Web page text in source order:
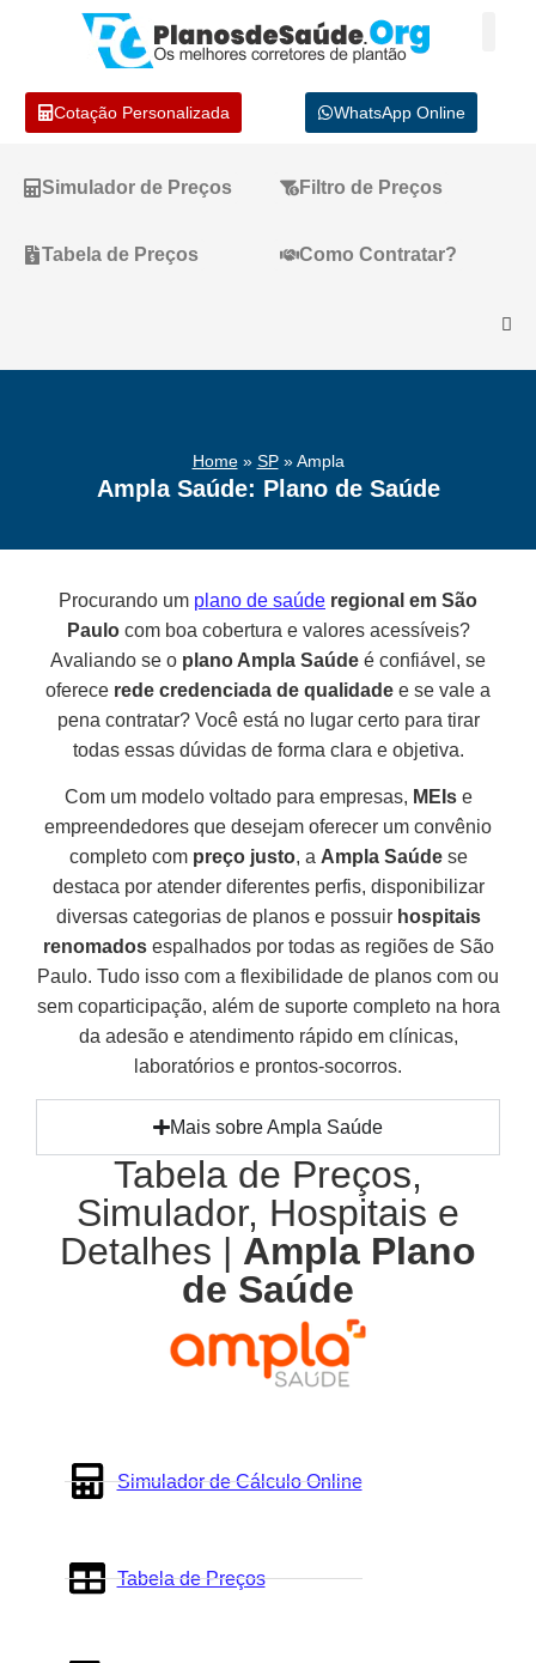
Cotação Personalizada WhatsApp Online
Simulador de Preços Filtro de Preços
Tabela de Preços Como Contratar?
Home» SP» Ampla
Ampla Saúde: Plano de Saúde
Procurando um plano de saúde regional em São
Paulocom boa cobertura e valores acessíveis?
Avaliando se o plano Ampla Saúde é confiável, se
oferece rede credenciada de qualidade e se vale a
pena contratar? Você está no lugar certo para tirar
todas essas dúvidas de forma clara e objetiva.
Com um modelo voltado para empresas, MEIse
empreendedores que desejam oferecer um convênio
completo com preço justo, a Ampla Saúdese
destaca por atender diferentes perfis, disponibilizar
diversas categorias de planos e possuir hospitais
renomadosespalhados por todas as regiões de São
Paulo. Tudo isso com a flexibilidade de planos com ou
sem coparticipação, além de suporte completo na hora
da adesão e atendimento rápido em clínicas,
laboratórios e prontos-socorros.
Mais sobre Ampla Saúde
Tabela de Preços,
Simulador, Hospitais e
Detalhes | Ampla Plano
de Saúde
Simulador de Cálculo Online
Tabela de Preços